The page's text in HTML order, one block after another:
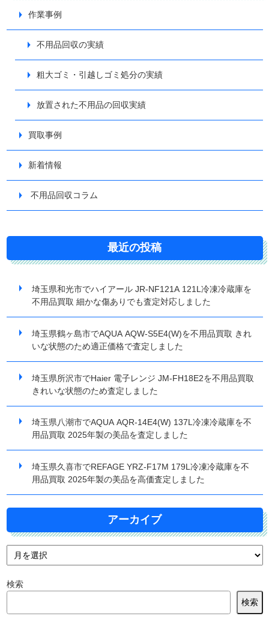
作業事例
不用品回収の実績
粗大ゴミ・引越しゴミ処分の実績
放置された不用品の回収実績
買取事例
新着情報
不用品回収コラム
最近の投稿
埼玉県和光市でハイアール JR-NF121A 121L冷凍冷蔵庫を
不用品買取 細かな傷ありでも査定対応しました
埼玉県鶴ヶ島市でAQUA AQW-S5E4(W)を不用品買取 きれ
いな状態のため適正価格で査定しました
埼玉県所沢市でHaier 電子レンジ JM-FH18E2を不用品買取
きれいな状態のため査定しました
埼玉県八潮市でAQUA AQR-14E4(W) 137L冷凍冷蔵庫を不
用品買取 2025年製の美品を査定しました
埼玉県久喜市でREFAGE YRZ-F17M 179L冷凍冷蔵庫を不
用品買取 2025年製の美品を高価査定しました
アーカイブ
検索
検索